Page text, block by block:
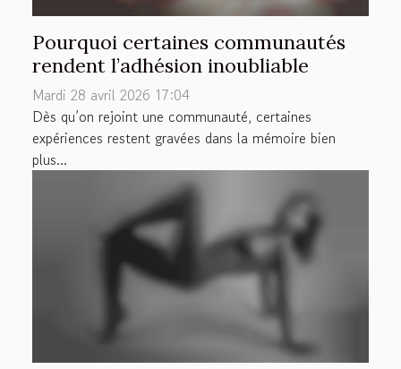
Pourquoi certaines communautés
rendent l’adhésion inoubliable
Mardi 28 avril 2026 17:04
Dès qu’on rejoint une communauté, certaines
expériences restent gravées dans la mémoire bien
plus...